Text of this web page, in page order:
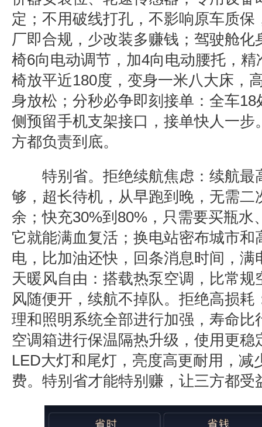
定；不用破线打孔，不影响原车质保
厂即合规，少改装多赚钱； 驾驶舱化
椅6向电动调节，加4向电动腰托，
椅放平近180度，变身一米八大床，
身放松； 分秒必争即刻接单 ：全车18
侧预留手机支架接口，接单快人一步
方都负责到底。
特别省。 拒绝续航焦虑： 续航最
够，超长待机，从早跑到晚，无需二
余；快充30%到 80% ，只需要买瓶
它就能满血复活；换电站密布城市和
电，比加油还快，回条消息时间，满
天暖风自由： 搭载热泵空调，比常规
风随便开，续航不掉队。 拒绝高损耗
理和照明系统全部进行加强，寿命比
空调箱进行保温隔热升级，使用更稳
LED大灯和尾灯，亮度高更耐用，减
费。特别省才能特别赚，让三方都受